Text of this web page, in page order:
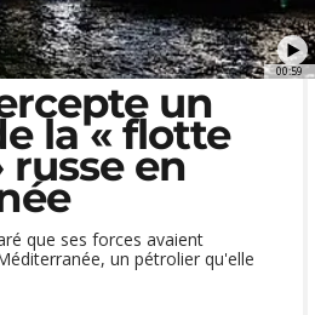
00:59
un
la « flotte
en
que ses forces avaient
un pétrolier qu'elle